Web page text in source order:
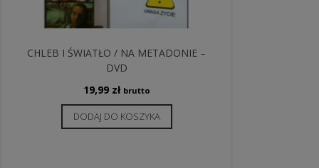
CHLEB I ŚWIATŁO / NA METADONIE –
DVD
19,99 zł brutto
DODAJ DO KOSZYKA